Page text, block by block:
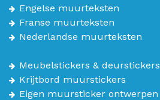
Engelse muurteksten
Franse muurteksten
Nederlandse muurteksten
Meubelstickers & deurstickers
Krijtbord muurstickers
Eigen muursticker ontwerpen